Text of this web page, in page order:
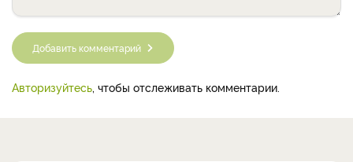
Добавить комментарий
Авторизуйтесь, чтобы отслеживать комментарии.